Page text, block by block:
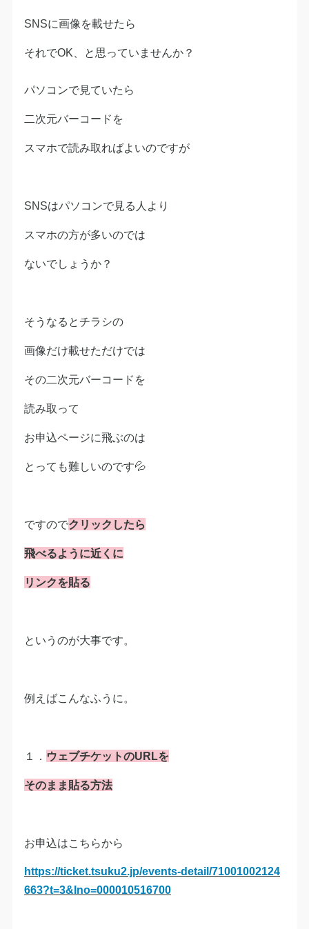
SNSに画像を載せたら
それでOK、と思っていませんか？
パソコンで見ていたら
二次元バーコードを
スマホで読み取ればよいのですが
SNSはパソコンで見る人より
スマホの方が多いのでは
ないでしょうか？
そうなるとチラシの
画像だけ載せただけでは
その二次元バーコードを
読み取って
お申込ページに飛ぶのは
とっても難しいのです💦
ですのでクリックしたら
飛べるように近くに
リンクを貼る
というのが大事です。
例えばこんなふうに。
１． ウェブチケットのURLを
そのまま貼る方法
お申込はこちらから
https://ticket.tsuku2.jp/events-detail/71001002124
663?t=3&Ino=000010516700